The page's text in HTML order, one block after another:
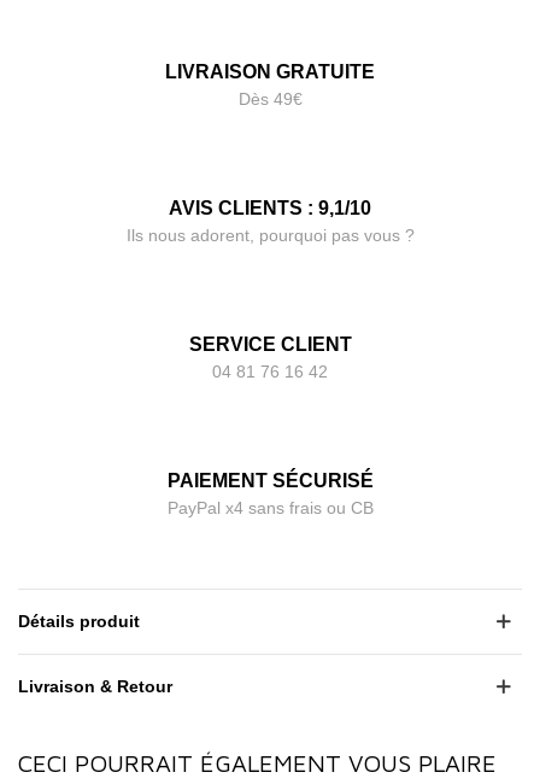
LIVRAISON GRATUITE
Dès 49€
AVIS CLIENTS : 9,1/10
Ils nous adorent, pourquoi pas vous ?
SERVICE CLIENT
04 81 76 16 42
PAIEMENT SÉCURISÉ
PayPal x4 sans frais ou CB
Détails produit
Livraison & Retour
CECI POURRAIT ÉGALEMENT VOUS PLAIRE